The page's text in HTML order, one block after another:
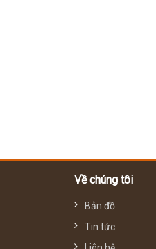
Về chúng tôi
Bản đồ
Tin tức